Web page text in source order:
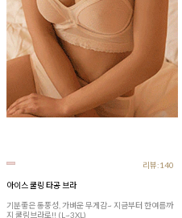
리뷰:140
아이스 쿨링 타공 브라
기분좋은 통풍성, 가벼운 무게감~ 지금부터 한여름까
지 쿨링브라로!! (L~3XL)